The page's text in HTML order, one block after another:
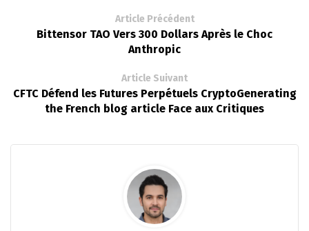
Article Précédent
Bittensor TAO Vers 300 Dollars Après le Choc
Anthropic
Article Suivant
CFTC Défend les Futures Perpétuels CryptoGenerating
the French blog article Face aux Critiques